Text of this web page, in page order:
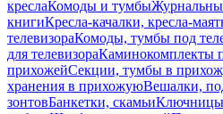
креслаКомоды и тумбы
книгиКресла-качалки, кресла-
телевизораКомоды, тумбы под
для телевизораКаминокомплекты
прихожейСекции, тумбы в
хранения в прихожуюВешалки,
зонтовБанкетки, скамьи